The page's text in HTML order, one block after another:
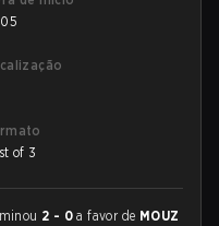
of 3
2 - 0 a favor de MOUZ